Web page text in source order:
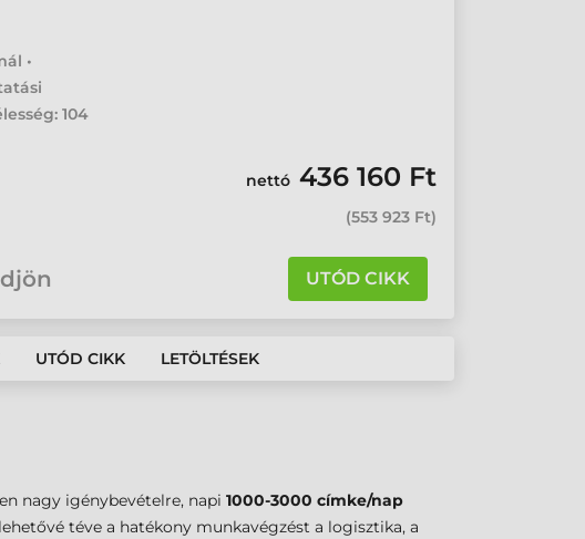
•
104
nettó 436 160 Ft
(553 923 Ft)
UTÓD CIKK
UTÓD CIKK LETÖLTÉSEK
nagy igénybevételre, napi 1000-3000 címke/nap
téve a hatékony munkavégzést a logisztika, a